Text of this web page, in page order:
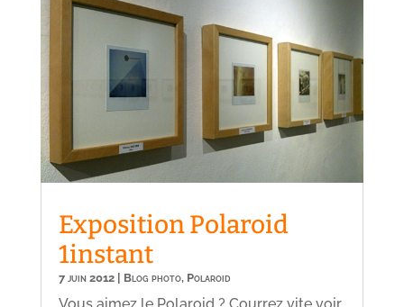
Exposition Polaroid
1instant
7 juin 2012| Blog photo, Polaroid
Vous aimez le Polaroid ? Courrez vite voir